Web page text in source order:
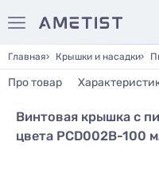
Главная Крышки и насадки
Про товар
Винтовая крышка с
цвета PCD002B-100